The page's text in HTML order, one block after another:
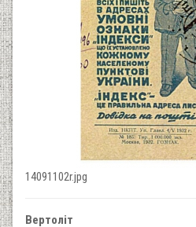
14091102r.jpg
Вертоліт